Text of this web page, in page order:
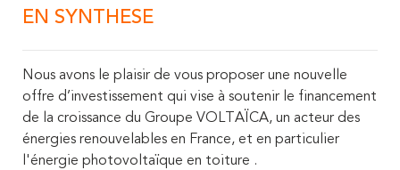
EN SYNTHESE
Nous avons le plaisir de vous proposer une nouvelle
offre d’investissement qui vise à soutenir le financement
de la croissance du Groupe VOLTAÏCA, un acteur des
énergies renouvelables en France, et en particulier
l'énergie photovoltaïque en toiture .